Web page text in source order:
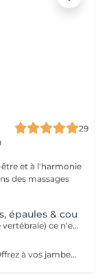
29
et à l'harmonie
des massages
épaules & cou
Notre dos (et plus précisément, la colonne vertébrale) ce n'est pas un simple support osseux entouré par des muscles. C'est aussi un canal qui fait circuler l'énergie dans notre corps et qui « prends » sur soi le poids de tous nos peurs, angoisses et stress quotidien. La colonne vertébrale est en quelque sorte un pilier de notre bien-être général. Maintenir le dos en « bonne santé » signifie de prendre soin du corps entier et de l'esprit. Idéal pour les gens sportifs et les gens souffrant de douleur chronique, le massage Deep tissue est surtout reconnu pour ses effets sur le plan musculaire. Il diminue les douleurs et l'inflammation. Cette approche est particulièrement efficace pour les tensions chroniques et les régions contractées comme cou, dos et épaules. Le massage Deep Tissue est pratiqué avec très peu d'huile ce qui permet une meilleure adhérence avec les tissus, et un travail de relâchement au niveau des fascias ce qui donne plus d'espace au muscle, lui permettant ainsi de se relâcher plus aisément. Le massage des tissus profonds du dos est indiqué également pour les personnes souffrant de lombalgie, dorsalgie ou cervicalgie due à leurs positions ou mouvements de par leur profession, ou à cause de stress / nervosité, ou de courbatures suite au sport, jardinage, etc. Note importante : ce soin est pour l'objectif de soulager des maux du dos mais il ne remplace en aucun cas le traitement d'un kinésithérapeute ou autre soin médical !
Massage des Jambes Légèreté et Vitalité Offrez à vos jambes un véritable moment de bien-être. Ce massage ciblé stimule la circulation, soulage la fatigue et réduit la sensation de jambes lourdes. Grâce à des manuvres précises et enveloppantes, il détend les muscles, favorise l'élimination des tensions et redonne confort, souplesse et légèreté. Un soin idéal après une journée debout, une activité sportive ou en cas de sensation de fatigue dans les membres inférieurs. Bienfaits Circulation stimulée Sensation de jambes légères Détente musculaire et relaxation globale Contre-indications Le massage des jambes est déconseillé en cas de: Phlébite, varices douloureuses ou troubles circulatoires importants Plaies, irritations, eczéma ou infection cutanée Fièvre ou maladie aiguë Fracture, entorse ou chirurgie récente Grossesse (hors massage spécifique) ou traitement anticoagulant En cas de doute, un avis médical est recommandé avant le soin.